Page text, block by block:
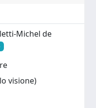
Michel de
visione)